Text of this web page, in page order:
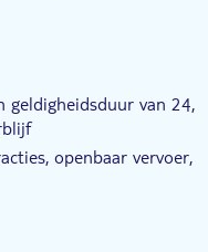
van 24,
openbaar vervoer,
van Bretagne, een